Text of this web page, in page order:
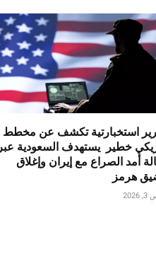
استخبارتية تكشف عن مخطط
خطير يستهدف السعودية عبر
أمد الصراع مع إيران وإغلاق
هرمز